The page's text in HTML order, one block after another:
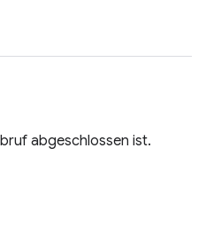
abgeschlossen ist.